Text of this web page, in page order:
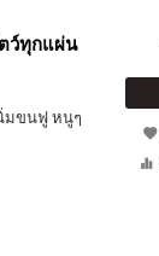
ว์ทุกแผ่น
มขนฟู หนูๆ